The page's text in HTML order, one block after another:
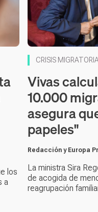
los
a
CRISIS MIGRATORIA
Vivas
10.000
asegura
papeles"
Redacción y Europa
La ministra Sira
de acogida de
reagrupación